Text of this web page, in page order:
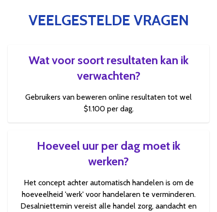
VEELGESTELDE VRAGEN
Wat voor soort resultaten kan ik
verwachten?
Gebruikers van beweren online resultaten tot wel
$1.100 per dag.
Hoeveel uur per dag moet ik
werken?
Het concept achter automatisch handelen is om de
hoeveelheid 'werk' voor handelaren te verminderen.
Desalniettemin vereist alle handel zorg, aandacht en